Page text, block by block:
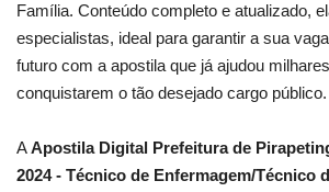
Família. Conteúdo completo e atualizado,
especialistas, ideal para garantir a sua
futuro com a apostila que já ajudou
conquistarem o tão desejado cargo público.
AApostila Digital Prefeitura de
2024 - Técnico de Enfermagem/Técnico